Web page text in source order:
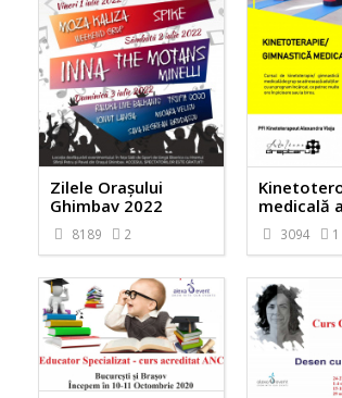
Zilele Orașului
Ghimbav 2022
8189 2
medicală
3094 1